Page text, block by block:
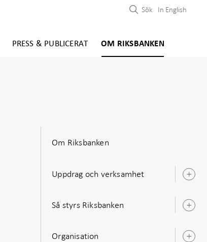
PRESS & PUBLICERAT OM RIKSBANKEN
Sök In English
Om Riksbanken
Uppdrag och verksamhet
Så styrs Riksbanken
Organisation